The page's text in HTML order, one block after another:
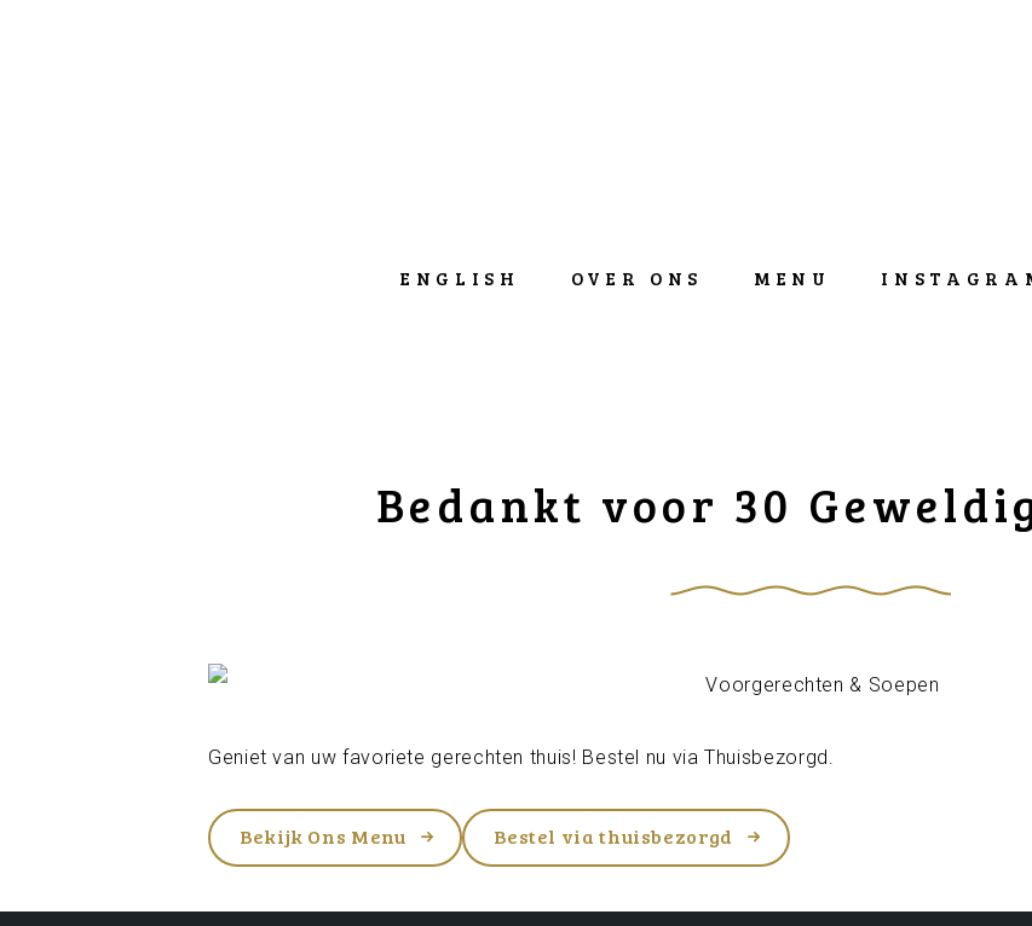
ENGLISH OVER ONS MENU
Bedankt voor 30
Geniet van uw favoriete gerechten thuis! Bestel nu viaThuisbezorgd .
Bekijk Ons Menu Bestel via thuisbezorgd